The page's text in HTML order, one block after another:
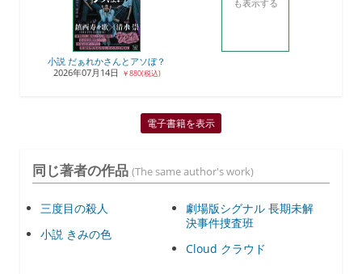
小説 だぁれかさんとアソぼ？
2026年07月14日
￥880(税込)
も表示する
電子書籍を表示
同じ著者の作品 (The same author's work)
三度目の殺人
小説 きみの色
劇場版シグナル 長期未解
決事件捜査班
Cloud クラウド